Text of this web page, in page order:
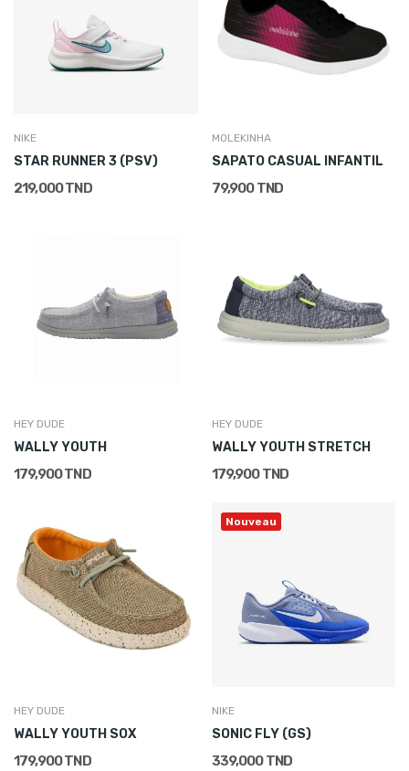
NIKE
STAR RUNNER 3 (PSV)
219,000 TND
MOLEKINHA
SAPATO CASUAL INFANTIL
79,900 TND
HEY DUDE
WALLY YOUTH
179,900 TND
HEY DUDE
WALLY YOUTH STRETCH
179,900 TND
HEY DUDE
WALLY YOUTH SOX
179,900 TND
Nouveau
NIKE
SONIC FLY (GS)
339,000 TND